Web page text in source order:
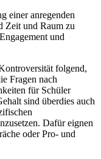
einer anregenden
Zeit und Raum zu
und
folgend,
Fragen nach
für Schüler
sind überdies auch
Dafür eignen
oder Pro- und